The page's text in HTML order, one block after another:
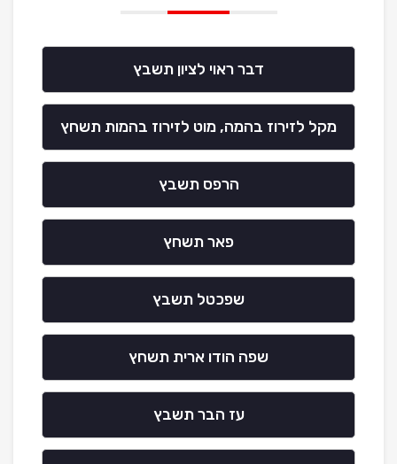
דבר ראוי לציון תשבץ
מקל לזירוז בהמה, מוט לזירוז בהמות תשחץ
הרפס תשבץ
פאר תשחץ
שפכטל תשבץ
שפה הודו ארית תשחץ
עז הבר תשבץ